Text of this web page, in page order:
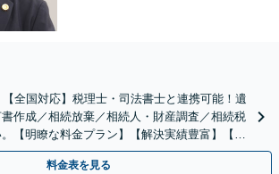
【全国対応】税理士・司法書士と連携可能！遺
作成／相続放棄／相続人・財産調査／相続税
【明瞭な料金プラン】【解決実績豊富】【電
料金表を見る